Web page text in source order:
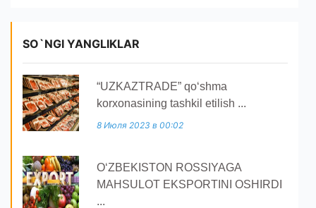
SO`NGI YANGLIKLAR
“UZKAZTRADE” qoʻshma
korxonasining tashkil etilish ...
8 Июля 2023 в 00:02
O‘ZBEKISTON ROSSIYAGA
MAHSULOT EKSPORTINI OSHIRDI
...